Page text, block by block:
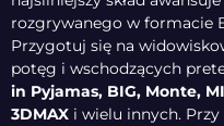
rozgrywanego w formacie
Przygotuj się na
potęg i wschodzących
in Pyjamas, BIG, Monte,
3DMAX i wielu innych.